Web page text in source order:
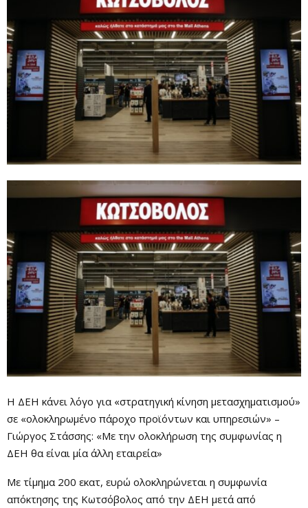
Η ΔΕΗ κάνει λόγο για «στρατηγική κίνηση μετασχηματισμού»
σε «ολοκληρωμένο πάροχο προϊόντων και υπηρεσιών» –
Γιώργος Στάσσης: «Με την ολοκλήρωση της συμφωνίας η
ΔΕΗ θα είναι μία άλλη εταιρεία»
Με τίμημα 200 εκατ, ευρώ ολοκληρώνεται η συμφωνία
απόκτησης της Κωτσόβολος από την ΔΕΗ μετά από